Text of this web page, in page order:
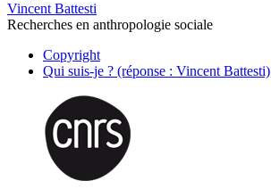
Vincent Battesti
Recherches en anthropologie sociale
Copyright
Qui suis-je ? (réponse : Vincent Battesti)